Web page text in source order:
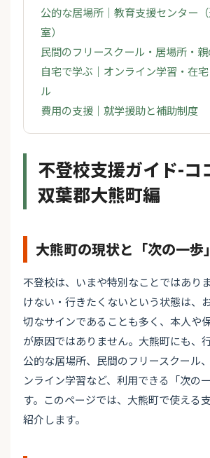
公的な居場所｜教育支援センター
室）
民間のフリースクール・居場所・
自宅で学ぶ｜オンライン学習・在
ル
費用の支援｜就学援助と補助制度
不登校支援ガイド-コ
双葉郡大熊町編
大熊町の現状と「次の一歩」
不登校は、いまや特別なことではあり
けない・行きたくないという状態は、
切なサインであることも多く、本人や
が原因ではありません。大熊町にも、
公的な居場所、民間のフリースクール
ンライン学習など、利用できる「次の
す。このページでは、大熊町で使える
紹介します。